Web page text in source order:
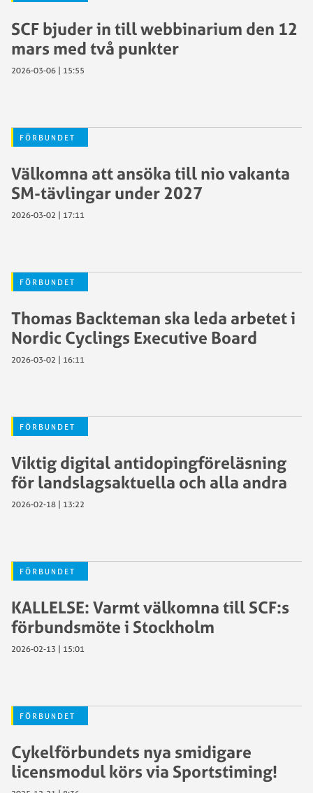
SCF bjuder in till webbinarium den 12
mars med två punkter
2026-03-06 | 15:55
FÖRBUNDET
Välkomna att ansöka till nio vakanta
SM-tävlingar under 2027
2026-03-02 | 17:11
FÖRBUNDET
Thomas Backteman ska leda arbetet i
Nordic Cyclings Executive Board
2026-03-02 | 16:11
FÖRBUNDET
Viktig digital antidopingföreläsning
för landslagsaktuella och alla andra
2026-02-18 | 13:22
FÖRBUNDET
KALLELSE: Varmt välkomna till SCF:s
förbundsmöte i Stockholm
2026-02-13 | 15:01
FÖRBUNDET
Cykelförbundets nya smidigare
licensmodul körs via Sportstiming!